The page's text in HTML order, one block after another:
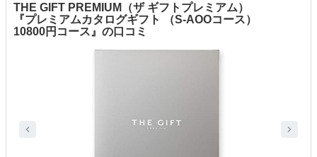
THE GIFT PREMIUM（ザ ギフトプレミアム）
『プレミアムカタログギフト （S-AOOコース）
10800円コース』の口コミ